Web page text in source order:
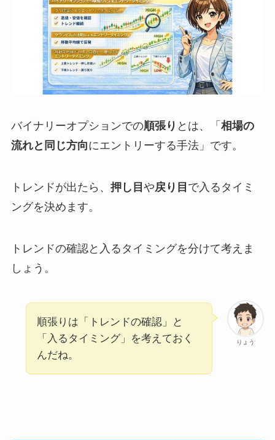
バイナリーオプションでの順張り とは、「 相場の
流れと同じ方向にエントリーする手法」です。
トレンドが出たら、 押し目 や戻り目 で入るタイミ
ングを決めます。
トレンドの確認と入るタイミングを分けて考えま
しょう。
りょう
順張りは「トレンドの確認」と
「入るタイミング」を考えておく
んだね。